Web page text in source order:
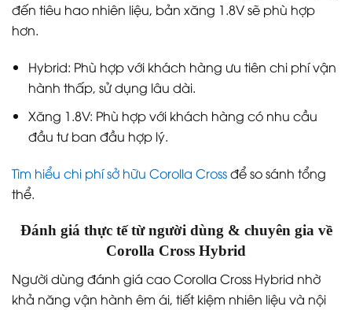
đến tiêu hao nhiên liệu, bản xăng 1.8V sẽ phù hợp
hơn.
Hybrid: Phù hợp với khách hàng ưu tiên chi phí vận
hành thấp, sử dụng lâu dài.
Xăng 1.8V: Phù hợp với khách hàng có nhu cầu
đầu tư ban đầu hợp lý.
Tìm hiểu chi phí sở hữu Corolla Crossđể so sánh tổng
thể.
Đánh giá thực tế từ người dùng & chuyên gia về
Corolla Cross Hybrid
Người dùng đánh giá cao Corolla Cross Hybrid nhờ
khả năng vận hành êm ái, tiết kiệm nhiên liệu và nội